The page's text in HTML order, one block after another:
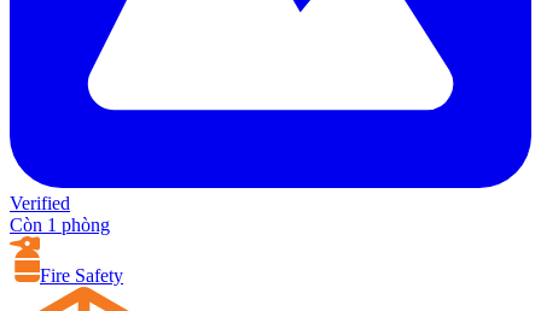
Verified
Còn 1 phòng
Fire Safety